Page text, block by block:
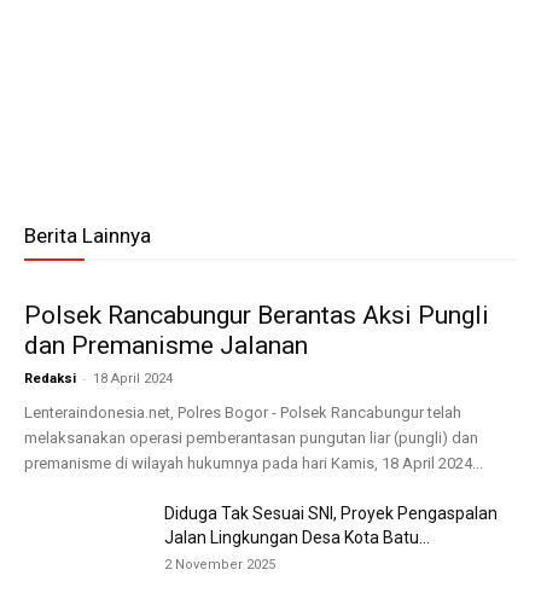
Berita Lainnya
Polsek Rancabungur Berantas Aksi Pungli
dan Premanisme Jalanan
Redaksi - 18 April 2024
Lenteraindonesia.net, Polres Bogor - Polsek Rancabungur telah
melaksanakan operasi pemberantasan pungutan liar (pungli) dan
premanisme di wilayah hukumnya pada hari Kamis, 18 April 2024...
Diduga Tak Sesuai SNI, Proyek Pengaspalan
Jalan Lingkungan Desa Kota Batu...
2 November 2025